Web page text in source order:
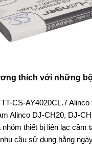
thích với những
CS-AY4020CL.7
Alinco DJ-CH20, DJ-
thiết bị liên lạc cầm
cầu sử dụng hằng